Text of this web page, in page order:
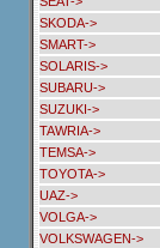
SKODA->
SMART->
SOLARIS->
SUBARU->
SUZUKI->
TAWRIA->
TEMSA->
TOYOTA->
UAZ->
VOLGA->
VOLKSWAGEN->